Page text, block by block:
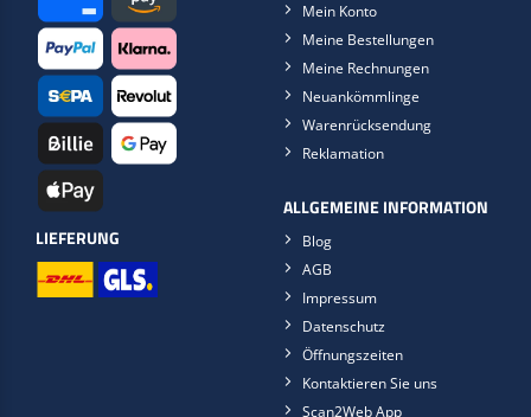
LIEFERUNG
Mein Konto
Meine Bestellungen
Meine Rechnungen
Neuankömmlinge
Warenrücksendung
Reklamation
ALLGEMEINE INFORMATION
Blog
AGB
Impressum
Datenschutz
Öffnungszeiten
Kontaktieren Sie uns
Scan2Web App